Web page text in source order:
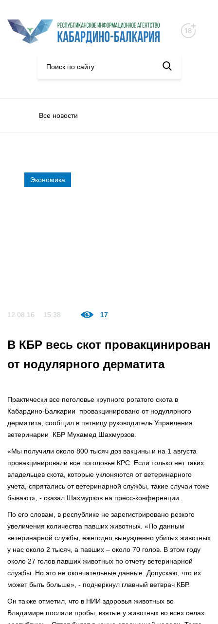
Все новости
Экономика
12.08.16 15:38 17
В КБР весь скот провакцинирован
от нодулярного дерматита
Практически все поголовье крупного рогатого скота в
Кабардино-Балкарии провакцинировано от нодулярного
дерматита, сообщил в пятницу руководитель Управления
ветеринарии КБР Мухамед Шахмурзов.
«Мы получили около 800 тысяч доз вакцины и на 1 августа
провакцинировали все поголовье КРС. Если только нет таких
владельцев скота, которые уклоняются от ветеринарного
учета, спрятались от ветеринарной службы, такие случаи тоже
бывают», - сказал Шахмурзов на пресс-конференции.
По его словам, в республике не зарегистрировано резкого
увеличения количества павших животных. «По данным
ветеринарной службы, ежегодно вынужденно убитых животных
у нас около 2 тысяч, а павших – около 70 голов. В этом году
около 27 голов павших животных по отчету ветеринарной
службы. Но это не окончательные данные. Допускаю, что их
может быть больше», - подчеркнул главный ветврач КБР.
Он также отметил, что в НИИ здоровья животных во
Владимире послали пробы, взятые у животных во всех селах